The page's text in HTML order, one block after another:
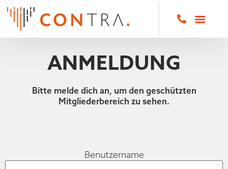
ANMELDUNG
Bitte melde dich an, um den geschützten
Mitgliederbereich zu sehen.
Benutzername